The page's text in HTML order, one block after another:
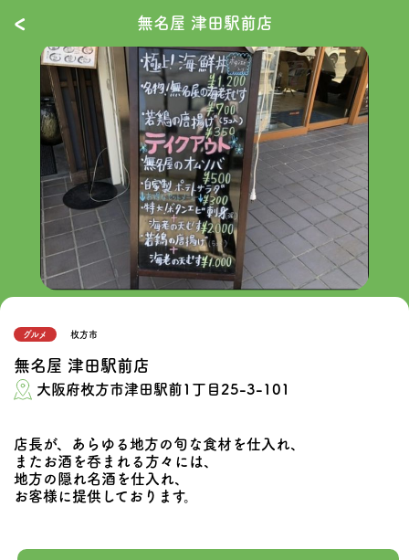
無名屋 津田駅前店
‹
グルメ 枚方市
無名屋 津田駅前店
大阪府枚方市津田駅前1丁目25-3-101
店長が、あらゆる地方の旬な食材を仕入れ、
またお酒を呑まれる方々には、
地方の隠れ名酒を仕入れ、
お客様に提供しております。